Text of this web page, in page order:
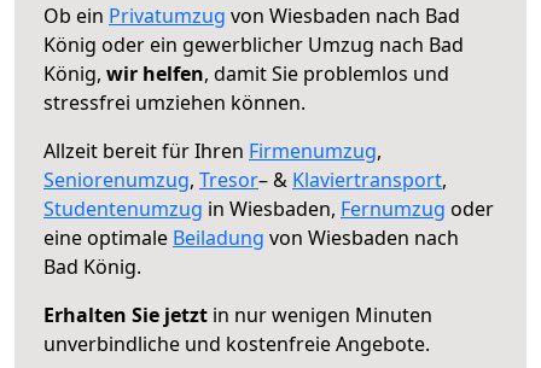
Ob ein Privatumzug von Wiesbaden nach Bad
König oder ein gewerblicher Umzug nach Bad
König, wir helfen, damit Sie problemlos und
stressfrei umziehen können.
Allzeit bereit für Ihren Firmenumzug,
Seniorenumzug, Tresor– & Klaviertransport,
Studentenumzug in Wiesbaden, Fernumzug oder
eine optimale Beiladung von Wiesbaden nach
Bad König.
Erhalten Sie jetzt in nur wenigen Minuten
unverbindliche und kostenfreie Angebote.